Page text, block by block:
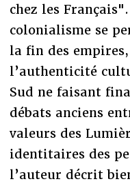
chez les
colonialisme se
la fin des
l’authenticité
Sud ne faisant
débats anciens
valeurs des
identitaires des
l’auteur décrit